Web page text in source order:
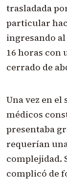
trasladada
particular
ingresando
16 horas con
cerrado de
Una vez en
médicos
presentaba
requerían
complejidad.
complicó de